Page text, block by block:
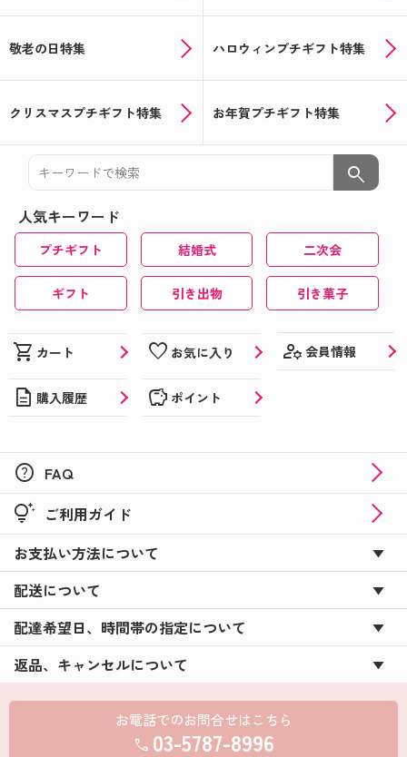
敬老の日特集 ハロウィンプチギフト特集
クリスマスプチギフト特集 お年賀プチギフト特集
search
人気キーワード
プチギフト 結婚式 二次会
ギフト 引き出物 引き菓子
shopping_cart カート favorite お気に入り manage_accounts 会員情報
description 購入履歴 savings ポイント
help FAQ
tips_and_updates ご利用ガイド
お支払い方法について
配送について
配達希望日、時間帯の指定について
返品、キャンセルについて
お電話でのお問合せはこちら
call 03-5787-8996